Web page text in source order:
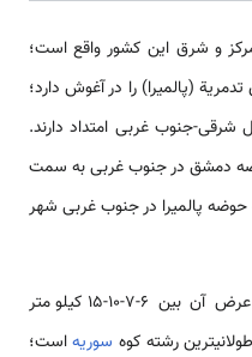
و شرق این کشور واقع است؛
(پالمیرا) را در آغوش دارد؛
شرقی-جنوب غربی امتداد دارند.
دمشق در جنوب غربی به سمت
حوضه پالمیرا در جنوب غربی شهر
طول سلسله تدمریه 240 کیلومتر و عرض آن بین 6-7-10-15 کیلومتر
رشته کوه سوریهاست؛